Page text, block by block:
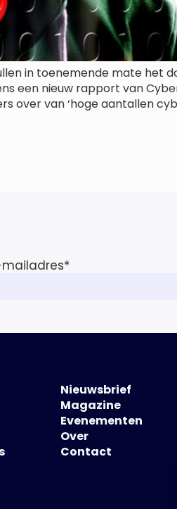
in toenemende mate het
een nieuw rapport van
over van ‘hoge aantallen
mailadres*
Nieuwsbrief
Magazine
Evenementen
Over
Contact